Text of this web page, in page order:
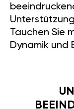
Tauchen Sie
Dynamik und